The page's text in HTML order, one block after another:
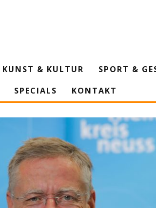
KUNST & KULTUR SPORT &
SPECIALS KONTAKT